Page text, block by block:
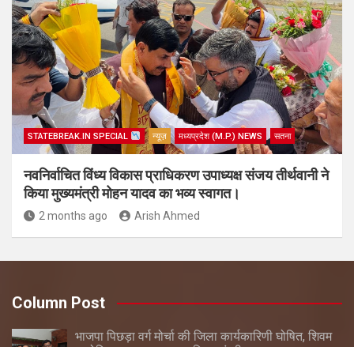
STATEBREAK.IN SPECIAL न्यूज़ मध्यप्रदेश (M.P.) NEWS सतना
नवनिर्वाचित विंध्य विकास प्राधिकरण उपाध्यक्ष संजय तीर्थवानी ने
किया मुख्यमंत्री मोहन यादव का भव्य स्वागत।
2 months ago Arish Ahmed
Column Post
भाजपा पिछड़ा वर्ग मोर्चा की जिला कार्यकारिणी घोषित, शिवम